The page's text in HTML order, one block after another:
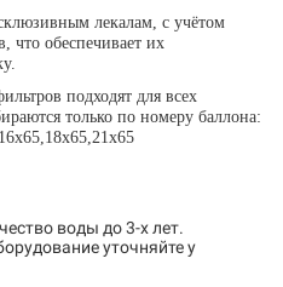
лекалам, с учётом
что обеспечивает их
подходят для всех
только по номеру баллона:
воды до 3-х лет.
уточняйте у